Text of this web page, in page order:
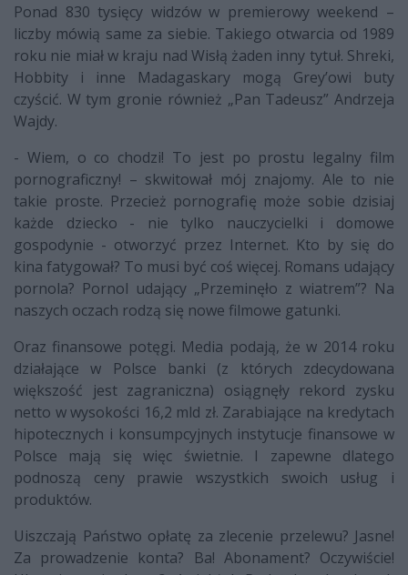
Ponad 830 tysięcy widzów w premierowy weekend –
liczby mówią same za siebie. Takiego otwarcia od 1989
roku nie miał w kraju nad Wisłą żaden inny tytuł. Shreki,
Hobbity i inne Madagaskary mogą Grey’owi buty
czyścić. W tym gronie również „Pan Tadeusz” Andrzeja
Wajdy.
- Wiem, o co chodzi! To jest po prostu legalny film
pornograficzny! – skwitował mój znajomy. Ale to nie
takie proste. Przecież pornografię może sobie dzisiaj
każde dziecko - nie tylko nauczycielki i domowe
gospodynie - otworzyć przez Internet. Kto by się do
kina fatygował? To musi być coś więcej. Romans udający
pornola? Pornol udający „Przeminęło z wiatrem”? Na
naszych oczach rodzą się nowe filmowe gatunki.
Oraz finansowe potęgi. Media podają, że w 2014 roku
działające w Polsce banki (z których zdecydowana
większość jest zagraniczna) osiągnęły rekord zysku
netto w wysokości 16,2 mld zł. Zarabiające na kredytach
hipotecznych i konsumpcyjnych instytucje finansowe w
Polsce mają się więc świetnie. I zapewne dlatego
podnoszą ceny prawie wszystkich swoich usług i
produktów.
Uiszczają Państwo opłatę za zlecenie przelewu? Jasne!
Za prowadzenie konta? Ba! Abonament? Oczywiście!